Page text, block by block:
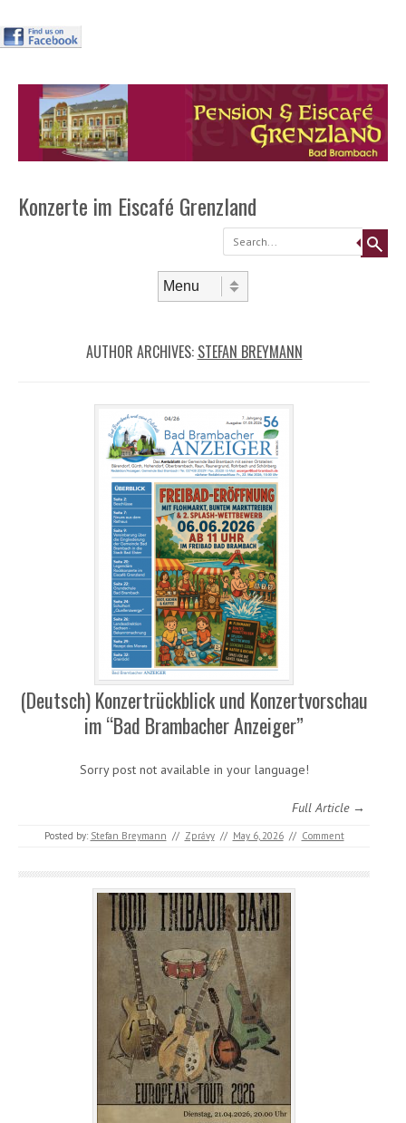
Konzerte im Eiscafé Grenzland
Search
AUTHOR ARCHIVES: STEFAN BREYMANN
(Deutsch) Konzertrückblick und Konzertvorschau
im “Bad Brambacher Anzeiger”
Sorry post not available in your language!
Full Article →
Posted by: Stefan Breymann // Zprávy // May 6, 2026 // Comment